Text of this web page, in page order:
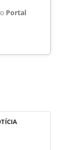
Portal